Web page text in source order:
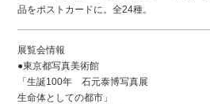
品をポストカードに。全24種。
展覧会情報
●東京都写真美術館
「生誕100年 石元泰博写真展
生命体としての都市」